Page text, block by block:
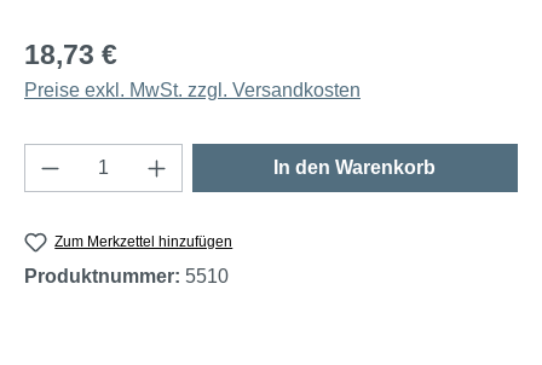
18,73 €
Preise exkl. MwSt. zzgl. Versandkosten
Produkt Anzahl: Gib den gewünschten
In den Warenkorb
Zum Merkzettel hinzufügen
Produktnummer: 5510